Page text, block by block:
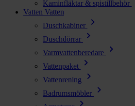
Kaminfläktar & spistillbehör
Vatten Vatten
Duschkabiner
chevron_right
Duschdörrar chevron_right
Varmvattenberedare chevron_right
Vattenpaket chevron_right
Vattenrening chevron_right
Badrumsmöbler chevron_right